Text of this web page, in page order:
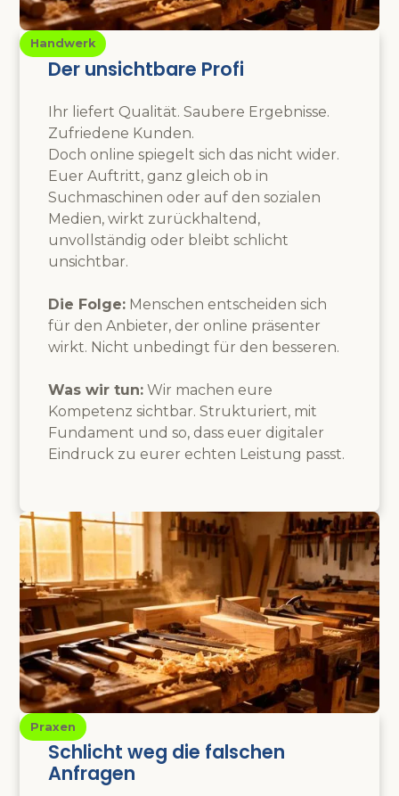
Handwerk
Der unsichtbare Profi
Ihr liefert Qualität. Saubere Ergebnisse.
Zufriedene Kunden.
Doch online spiegelt sich das nicht wider.
Euer Auftritt, ganz gleich ob in
Suchmaschinen oder auf den sozialen
Medien, wirkt zurückhaltend,
unvollständig oder bleibt schlicht
unsichtbar.
Die Folge: Menschen entscheiden sich
für den Anbieter, der online präsenter
wirkt. Nicht unbedingt für den besseren.
Was wir tun: Wir machen eure
Kompetenz sichtbar. Strukturiert, mit
Fundament und so, dass euer digitaler
Eindruck zu eurer echten Leistung passt.
Praxen
Schlicht weg die falschen
Anfragen